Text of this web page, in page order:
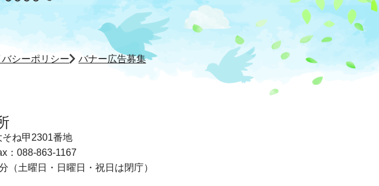
シーポリシー バナー広告募集
ね甲2301番地
：088-863-1167
（土曜日・日曜日・祝日は閉庁）